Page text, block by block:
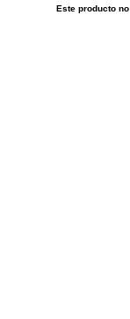
Este producto